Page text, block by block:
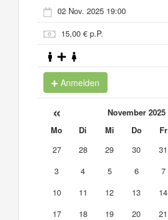
02 Nov. 2025 19:00
15,00 € p.P.
Anmelden
« November 2025
Mo Di Mi Do Fr
27
28 29 30 31
3
4 5 6 7
10
11 12 13 14
17
18 19 20 21